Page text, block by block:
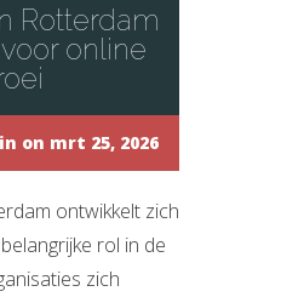
Rotterdam
online
on mrt 25, 2026
ontwikkelt zich
rol in de
zich